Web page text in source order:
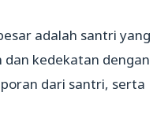
adalah santri yang
kedekatan dengan
dari santri, serta